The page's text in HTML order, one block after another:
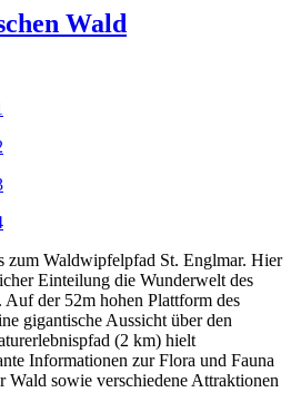
Wald
zum Waldwipfelpfad St. Englmar. Hier
Einteilung die Wunderwelt des
der 52m hohen Plattform des
gigantische Aussicht über den
(2 km) hielt
Informationen zur Flora und Fauna
Wald sowie verschiedene Attraktionen